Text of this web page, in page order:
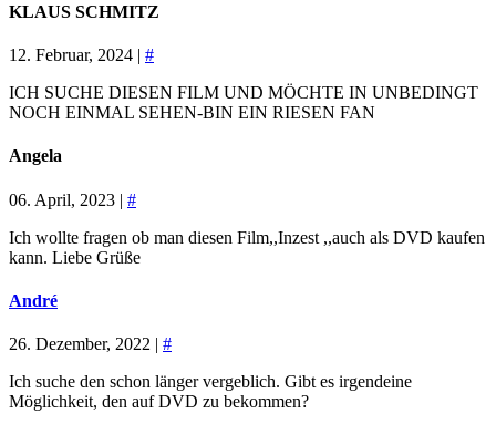
KLAUS SCHMITZ
12. Februar, 2024 | #
ICH SUCHE DIESEN FILM UND MÖCHTE IN UNBEDINGT
NOCH EINMAL SEHEN-BIN EIN RIESEN FAN
Angela
06. April, 2023 | #
Ich wollte fragen ob man diesen Film,,Inzest ,,auch als DVD kaufen
kann. Liebe Grüße
André
26. Dezember, 2022 | #
Ich suche den schon länger vergeblich. Gibt es irgendeine
Möglichkeit, den auf DVD zu bekommen?